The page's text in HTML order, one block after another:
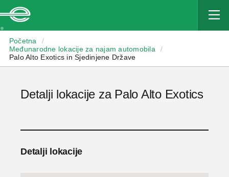
Početna
/
Međunarodne lokacije za najam automobila
/
Palo Alto Exotics in Sjedinjene Države
Detalji lokacije za Palo Alto Exotics
Detalji lokacije